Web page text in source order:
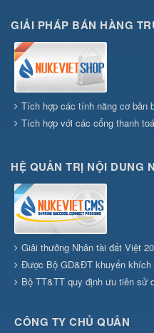
GIẢI PHÁP BÁN HÀNG
Tích hợp các tính năng cơ bản
Tích hợp với các cổng thanh
HỆ QUẢN TRỊ NỘI DUNG
Giải thưởng Nhân tài đất Việt
Được Bộ GD&ĐT khuyến
Bộ TT&TT quy định ưu tiên sử
CÔNG TY CHỦ QUẢN